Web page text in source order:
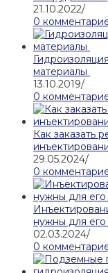
21.10.2022/
0
материалы
13.10.2019/
0
Как заказать
29.05.2024/
0
нужны для
02.03.2024/
0